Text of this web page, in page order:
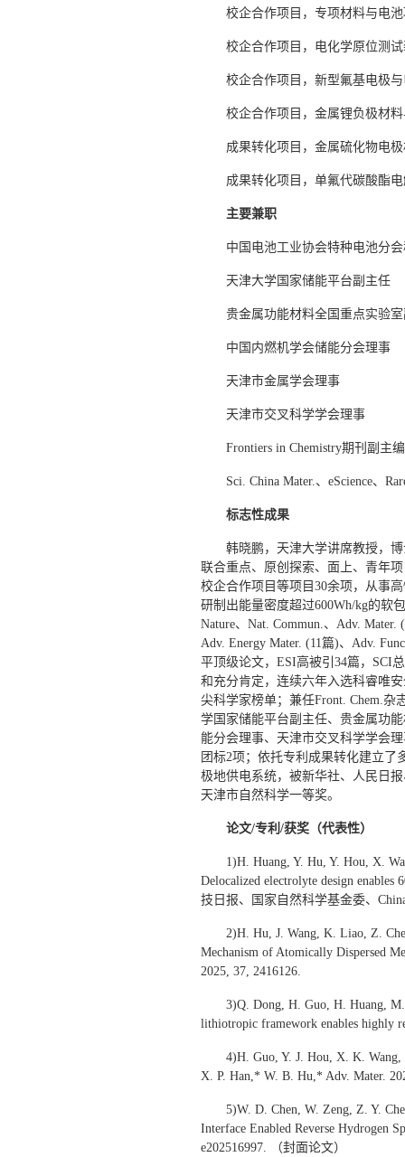
校企合作项目，专项材料与电
校企合作项目，电化学原位测
校企合作项目，新型氟基电极
校企合作项目，金属锂负极材
成果转化项目，金属硫化物电
成果转化项目，单氟代碳酸酯
主要兼职
中国电池工业协会特种电池分
天津大学国家储能平台副主任
贵金属功能材料全国重点实验
中国内燃机学会储能分会理事
天津市金属学会理事
天津市交叉科学学会理事
Frontiers in Chemistry期刊副主编
Sci. China Mater.、eScience、
标志性成果
韩晓鹏，天津大学讲席教授，
联合重点、原创探索、面上、青年
校企合作项目等项目30余项，从事
研制出能量密度超过600Wh/kg的软
Nature、Nat. Commun.、Adv.
Adv. Energy Mater. (11篇)、Adv.
平顶级论文，ESI高被引34篇，SCI
和充分肯定，连续六年入选科睿唯
尖科学家榜单；兼任Front. Chem.杂
学国家储能平台副主任、贵金属功
能分会理事、天津市交叉科学学会
团标2项；依托专利成果转化建立
极地供电系统，被新华社、人民日
天津市自然科学一等奖。
论文/专利/获奖（代表性）
1)H. Huang, Y. Hu, Y. Hou, X.
Delocalized electrolyte design enables
技日报、国家自然科学基金委、
2)H. Hu, J. Wang, K. Liao, Z.
Mechanism of Atomically Dispersed
2025, 37, 2416126.
3)Q. Dong, H. Guo, H. Huang,
lithiotropic framework enables highly
4)H. Guo, Y. J. Hou, X. K.
X. P. Han,* W. B. Hu,* Adv. Mater.
5)W. D. Chen, W. Zeng, Z. Y.
Interface Enabled Reverse Hydrogen
e202516997. （封面论文）